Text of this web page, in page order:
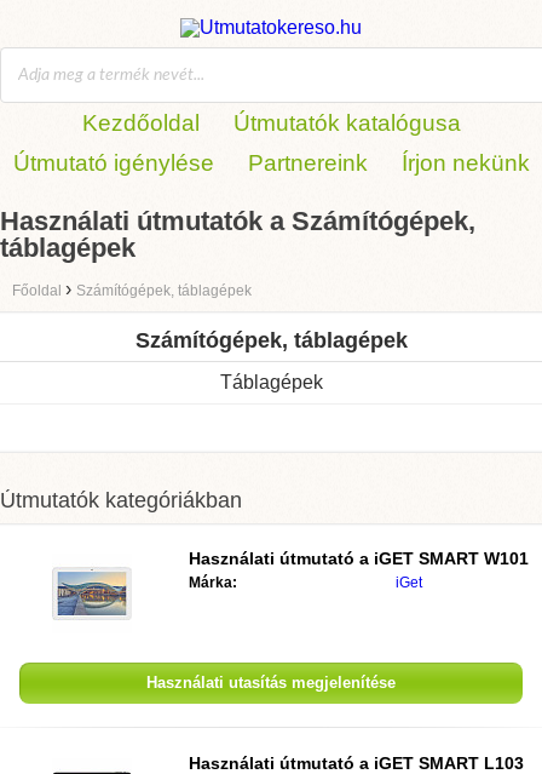
Kezdőoldal
Útmutatók katalógusa
Útmutató igénylése
Partnereink Írjon nekünk
Használati útmutatók a Számítógépek,
táblagépek
Főoldal › Számítógépek, táblagépek
Számítógépek, táblagépek
Táblagépek
Útmutatók kategóriákban
Használati útmutató a iGET SMART W101
Márka: iGet
Használati utasítás megjelenítése
Használati útmutató a iGET SMART L103